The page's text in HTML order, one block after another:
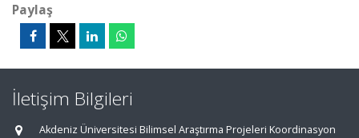
Paylaş
İletişim Bilgileri
Akdeniz Üniversitesi Bilimsel Araştırma Projeleri Koordinasyon